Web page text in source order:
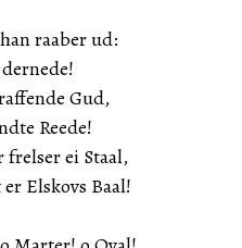
raaber ud:
Gud,
Reede!
frelser ei Staal,
Elskovs Baal!